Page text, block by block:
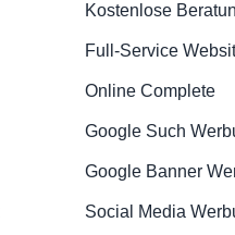
Kostenlose
Full-Service
Online Complete
Google Such
Google Banner
Social Media